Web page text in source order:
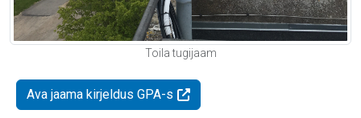
Toila tugijaam
Ava jaama kirjeldus GPA-s